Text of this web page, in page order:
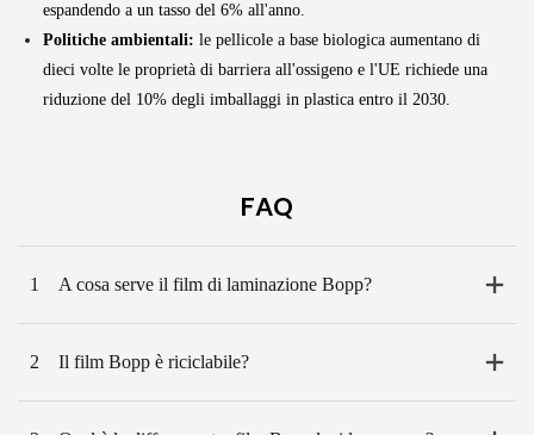
espandendo a un tasso del 6% all'anno.
Politiche ambientali: le pellicole a base biologica aumentano di
dieci volte le proprietà di barriera all'ossigeno e l'UE richiede una
riduzione del 10% degli imballaggi in plastica entro il 2030.
FAQ
1 A cosa serve il film di laminazione Bopp?
2 Il film Bopp è riciclabile?